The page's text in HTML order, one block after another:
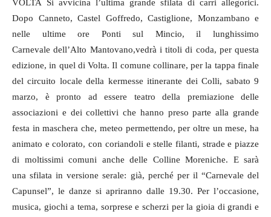
VOLTA Si avvicina l’ultima grande sfilata di carri allegorici.
Dopo Canneto, Castel Goffredo, Castiglione, Monzambano e
nelle ultime ore Ponti sul Mincio, il lunghissimo
Carnevaledell’Alto Mantovano,vedrà i titoli di coda, per questa
edizione, in quel di Volta. Il comune collinare, per la tappa finale
del circuito locale della kermesse itinerante dei Colli, sabato 9
marzo, è pronto ad essere teatro della premiazione delle
associazioni e dei collettivi che hanno preso partealla grande
festa in maschera che, meteo permettendo, per oltre un mese, ha
animato e colorato, con coriandoli e stelle filanti, strade e piazze
di moltissimi comuni anche delle Colline Moreniche. E sarà
unasfilata in versione serale: già, perché per il “Carnevale del
Capunsel”, le danze si apriranno dalle 19.30. Per l’occasione,
musica, giochi a tema, sorprese e scherzi per la gioia di grandi e